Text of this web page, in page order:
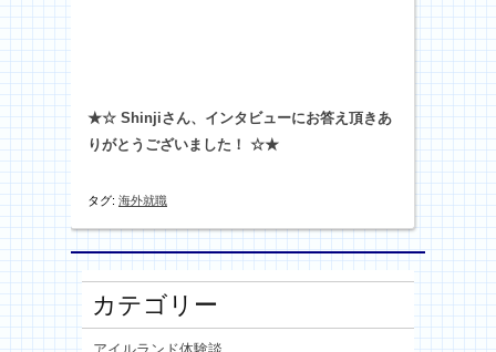
★☆ Shinjiさん、インタビューにお答え頂きあ
りがとうございました！ ☆★
タグ: 海外就職
カテゴリー